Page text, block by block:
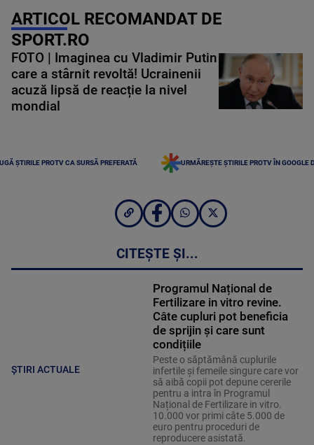
ARTICOL RECOMANDAT DE
SPORT.RO
FOTO | Imaginea cu Vladimir Putin
care a stârnit revoltă! Ucrainenii
acuză lipsă de reacție la nivel
mondial
ȘTIRILE PROTV CA SURSĂ PREFERATĂ URMĂREȘTE ȘTIRILE PROTV ÎN GOOGLE
CITEȘTE ȘI...
ȘTIRI ACTUALE
Programul Național de
Fertilizare in vitro revine.
Câte cupluri pot beneficia
de sprijin și care sunt
condițiile
Peste o săptămână cuplurile
infertile și femeile singure care vor
să aibă copii pot depune cererile
pentru a intra în Programul
Național de Fertilizare in vitro.
10.000 vor primi câte 5.000 de
euro pentru proceduri de
reproducere asistată.